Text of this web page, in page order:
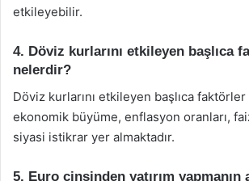
etkileyebilir.
4. Döviz kurlarını etkileyen başlıca
nelerdir?
Döviz kurlarını etkileyen başlıca faktörler
ekonomik büyüme, enflasyon oranları,
siyasi istikrar yer almaktadır.
5. Euro cinsinden yatırım yapmanın